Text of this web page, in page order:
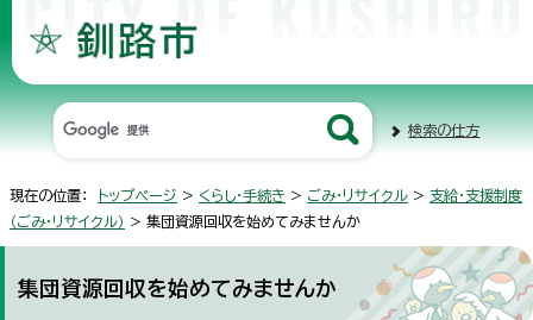
検索の仕方
現在の位置： トップページ > くらし・手続き > ごみ・リサイクル > 支給・支援制度
（ごみ・リサイクル） > 集団資源回収を始めてみませんか
集団資源回収を始めてみませんか